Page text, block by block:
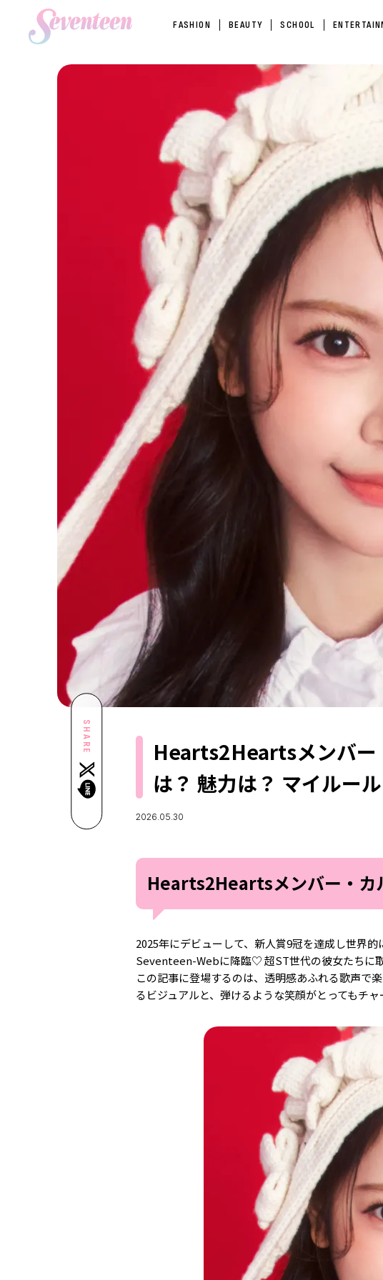
FASHION BEAUTY SCHOOL
SHARE
Hearts2Heartsメンバー
は？ 魅力は？ マイルー
2026.05.30
Hearts2Heartsメンバー・カ
2025年にデビューして、新人賞9冠を達成し世界
Seventeen-Webに降臨♡ 超ST世代の彼女たちに
この記事に登場するのは、透明感あふれる歌声で
るビジュアルと、弾けるような笑顔がとってもチ